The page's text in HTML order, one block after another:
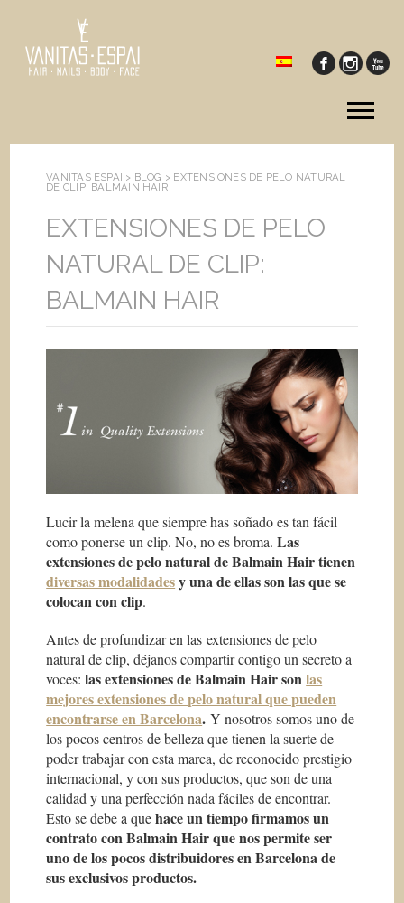
VANITAS ESPAI > BLOG > EXTENSIONES DE PELO NATURAL
DE CLIP: BALMAIN HAIR
EXTENSIONES DE PELO
NATURAL DE CLIP:
BALMAIN HAIR
Lucir la melena que siempre has soñado es tan fácil
como ponerse un clip. No, no es broma.Las
extensiones de pelo natural de Balmain Hair tienen
diversas modalidadesy una de ellas son las que se
colocan con clip.
Antes de profundizar en las extensiones de pelo
natural de clip, déjanos compartir contigo un secreto a
voces:las extensiones de Balmain Hair sonlas
mejores extensiones de pelo natural que pueden
encontrarse en Barcelona. Y nosotros somos uno de
los pocos centros de belleza que tienen la suerte de
poder trabajar con esta marca, de reconocido prestigio
internacional, y con sus productos, que son de una
calidad y una perfección nada fáciles de encontrar.
Esto se debe a quehace un tiempo firmamos un
contrato con Balmain Hair que nos permite ser
uno de los pocos distribuidores en Barcelona de
sus exclusivos productos.